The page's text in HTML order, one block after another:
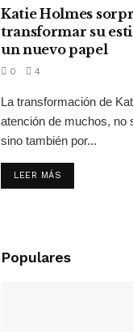
Katie Holmes
transformar su
un nuevo papel
0 4
La transformación de
atención de muchos, no
sino también por...
LEER MÁS
Populares